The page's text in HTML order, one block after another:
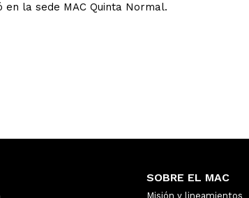
la sede MAC Quinta Normal.
SOBRE EL MAC
Misión y lineamientos